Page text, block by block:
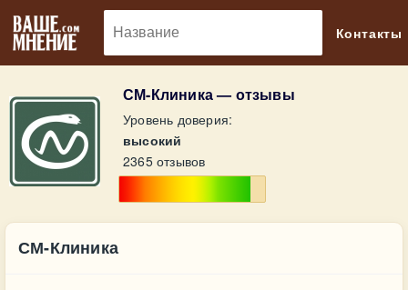
Контакты
СМ-Клиника — отзывы
Уровень доверия:
высокий
2365 отзывов
СМ-Клиника